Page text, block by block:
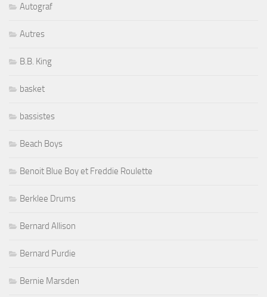
Autograf
Autres
B.B. King
basket
bassistes
Beach Boys
Benoit Blue Boy et Freddie Roulette
Berklee Drums
Bernard Allison
Bernard Purdie
Bernie Marsden